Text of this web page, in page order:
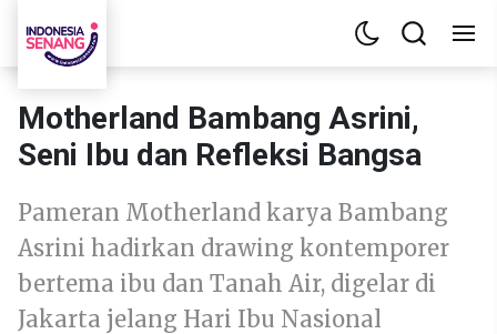
Motherland Bambang Asrini,
Seni Ibu dan Refleksi Bangsa
Pameran Motherland karya Bambang
Asrini hadirkan drawing kontemporer
bertema ibu dan Tanah Air, digelar di
Jakarta jelang Hari Ibu Nasional